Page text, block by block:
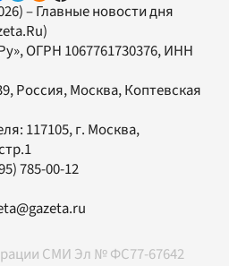
– Главные новости дня
, ОГРН 1067761730376, ИНН
Россия, Москва, Коптевская
117105, г. Москва,
785-00-12
СМИ Эл № ФС77-67642